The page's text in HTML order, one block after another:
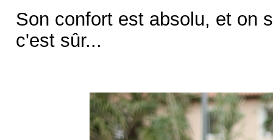
Son confort est absolu, et on
c'est sûr...